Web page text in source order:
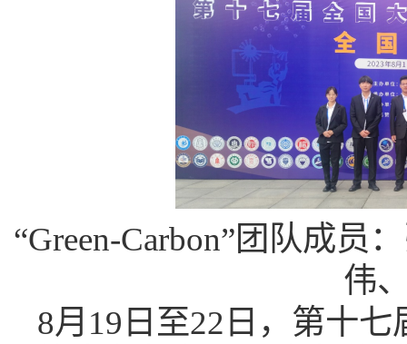
“Green-Carbon”团队成员
伟
8月19日至22日，第十